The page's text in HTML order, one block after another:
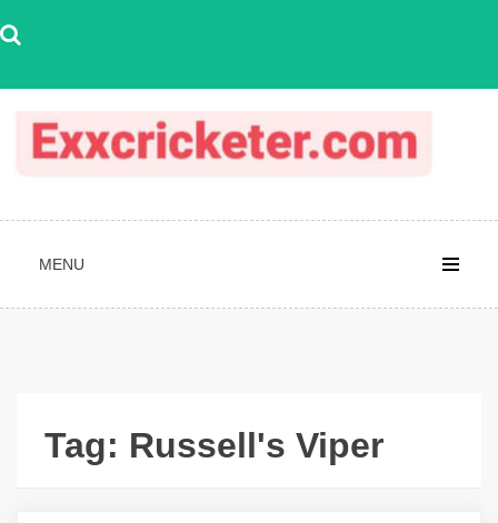
to
MENU
Tag: Russell's Viper